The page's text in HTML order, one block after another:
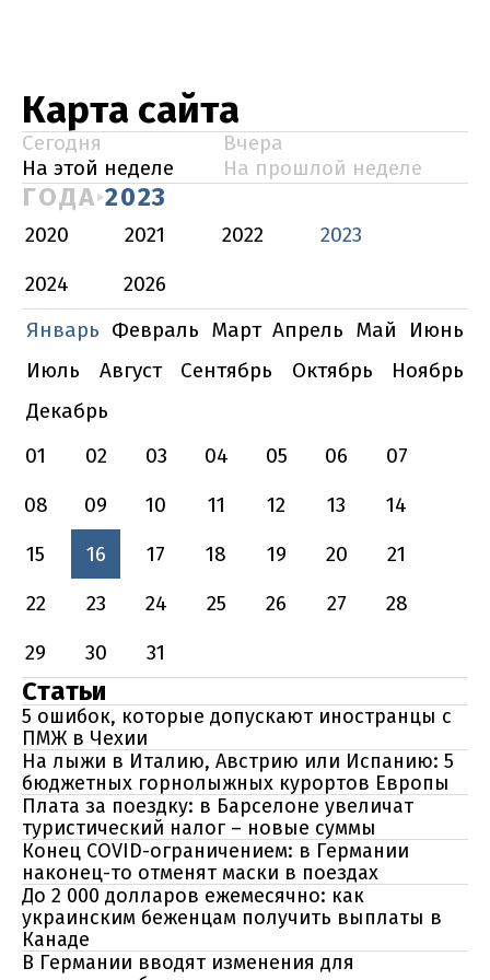
Карта сайта
Сегодня
Вчера
На этой неделе
На прошлой неделе
ГОДА 2023
2020 2021 2022
2023
2024
2026
Январь Февраль Март Апрель Май
Июнь
Июль
Август Сентябрь Октябрь
Ноябрь
Декабрь
01
02 03 04 05 06
07
08
09 10 11 12 13
14
15
16 17 18 19 20
21
22
23 24 25 26 27
28
29
30 31
Статьи
5 ошибок, которые допускают иностранцы с
ПМЖ в Чехии
На лыжи в Италию, Австрию или Испанию: 5
бюджетных горнолыжных курортов Европы
Плата за поездку: в Барселоне увеличат
туристический налог – новые суммы
Конец COVID-ограничением: в Германии
наконец-то отменят маски в поездах
До 2 000 долларов ежемесячно: как
украинским беженцам получить выплаты в
Канаде
В Германии вводят изменения для